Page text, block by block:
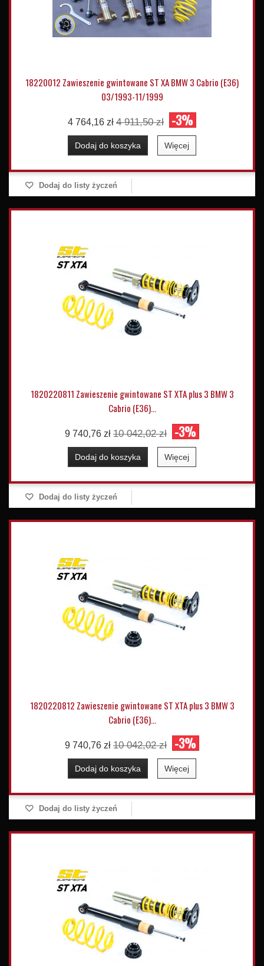
18220012 Zawieszenie gwintowane ST XA BMW 3 Cabrio (E36)
03/1993-11/1999
4 764,16 zł 4 911,50 zł -3%
Dodaj do koszyka Więcej
Dodaj do listy życzeń
1820220811 Zawieszenie gwintowane ST XTA plus 3 BMW 3
Cabrio (E36)...
9 740,76 zł 10 042,02 zł -3%
Dodaj do koszyka Więcej
Dodaj do listy życzeń
1820220812 Zawieszenie gwintowane ST XTA plus 3 BMW 3
Cabrio (E36)...
9 740,76 zł 10 042,02 zł -3%
Dodaj do koszyka Więcej
Dodaj do listy życzeń